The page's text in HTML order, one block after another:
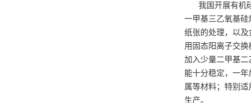
我国开展有机
一甲基三乙氧基硅
纸张的处理，以及
用固态阳离子交
加入少量二甲基二
能十分稳定，一
属等材料；特别
生产。